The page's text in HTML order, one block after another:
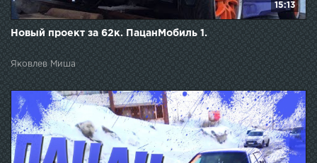
15:13
Новый проект за 62к. ПацанМобиль 1.
Яковлев Миша